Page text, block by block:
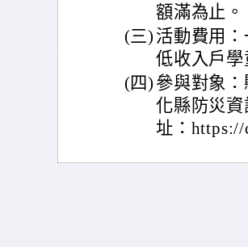
額滿為止。
(三) 活動費用
低收入戶學
(四) 參與對象
化縣防災
址：https://